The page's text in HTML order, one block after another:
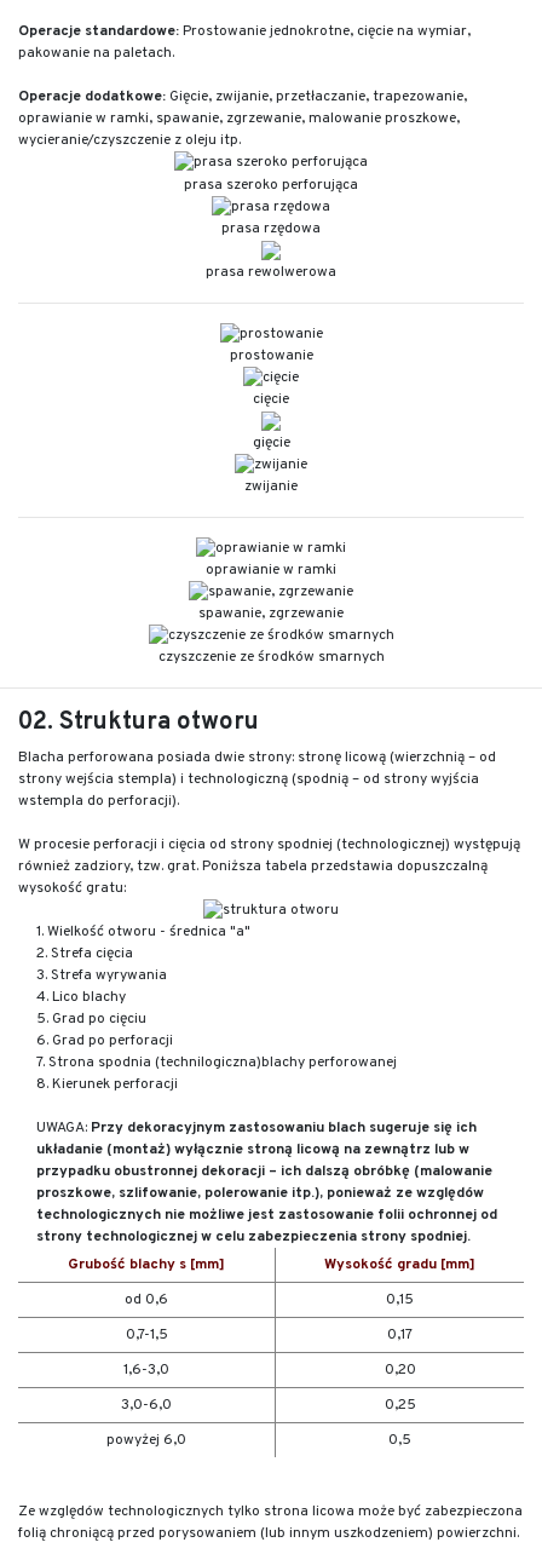
Operacje standardowe:Prostowanie jednokrotne, cięcie na wymiar,
pakowanie na paletach.
Operacje dodatkowe: Gięcie, zwijanie, przetłaczanie, trapezowanie,
oprawianie w ramki, spawanie, zgrzewanie, malowanie proszkowe,
wycieranie/czyszczenie z oleju itp.
prasa szeroko perforująca
prasa rzędowa
prasa rewolwerowa
prostowanie
cięcie
gięcie
zwijanie
oprawianie w ramki
spawanie, zgrzewanie
czyszczenie ze środków smarnych
02. Struktura otworu
Blacha perforowana posiada dwie strony: stronę licową (wierzchnią – od
strony wejścia stempla) i technologiczną (spodnią – od strony wyjścia
wstempla do perforacji).
W procesie perforacji i cięcia od strony spodniej (technologicznej) występują
również zadziory, tzw. grat. Poniższa tabela przedstawia dopuszczalną
wysokość gratu:
1. Wielkość otworu - średnica "a"
2. Strefa cięcia
3. Strefa wyrywania
4. Lico blachy
5. Grad po cięciu
6. Grad po perforacji
7. Strona spodnia (technilogiczna)blachy perforowanej
8. Kierunek perforacji
UWAGA: Przy dekoracyjnym zastosowaniu blach sugeruje się ich
układanie (montaż) wyłącznie stroną licową na zewnątrz lub w
przypadku obustronnej dekoracji – ich dalszą obróbkę (malowanie
proszkowe, szlifowanie, polerowanie itp.), ponieważ ze względów
technologicznych nie możliwe jest zastosowanie folii ochronnej od
strony technologicznej w celu zabezpieczenia strony spodniej.
Grubość blachy s [mm]
Wysokość gradu [mm]
od 0,6
0,15
0,7-1,5
0,17
1,6-3,0
0,20
3,0-6,0
0,25
powyżej 6,0
0,5
Ze względów technologicznych tylko strona licowa może być zabezpieczona
folią chroniącą przed porysowaniem (lub innym uszkodzeniem) powierzchni.